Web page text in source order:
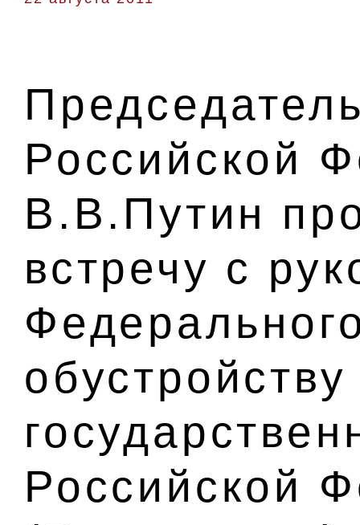
Российской
В.В.Путин
встречу с
обустройству
Российской